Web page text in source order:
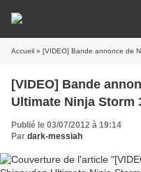
Accueil » [VIDEO] Bande annonce de
[VIDEO] Bande
Ultimate Ninja Storm
Publié le 03/07/2012 à 19:14
Par dark-messiah